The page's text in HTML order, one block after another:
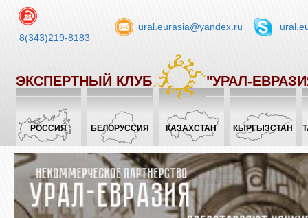
8(343)219-8183
ural.eurasia@yandex.ru
ЭКСПЕРТНЫЙ КЛУБ "УРАЛ-
РОССИЯ БЕЛОРУССИЯ КАЗАХСТАН КЫРГЫЗСТАН